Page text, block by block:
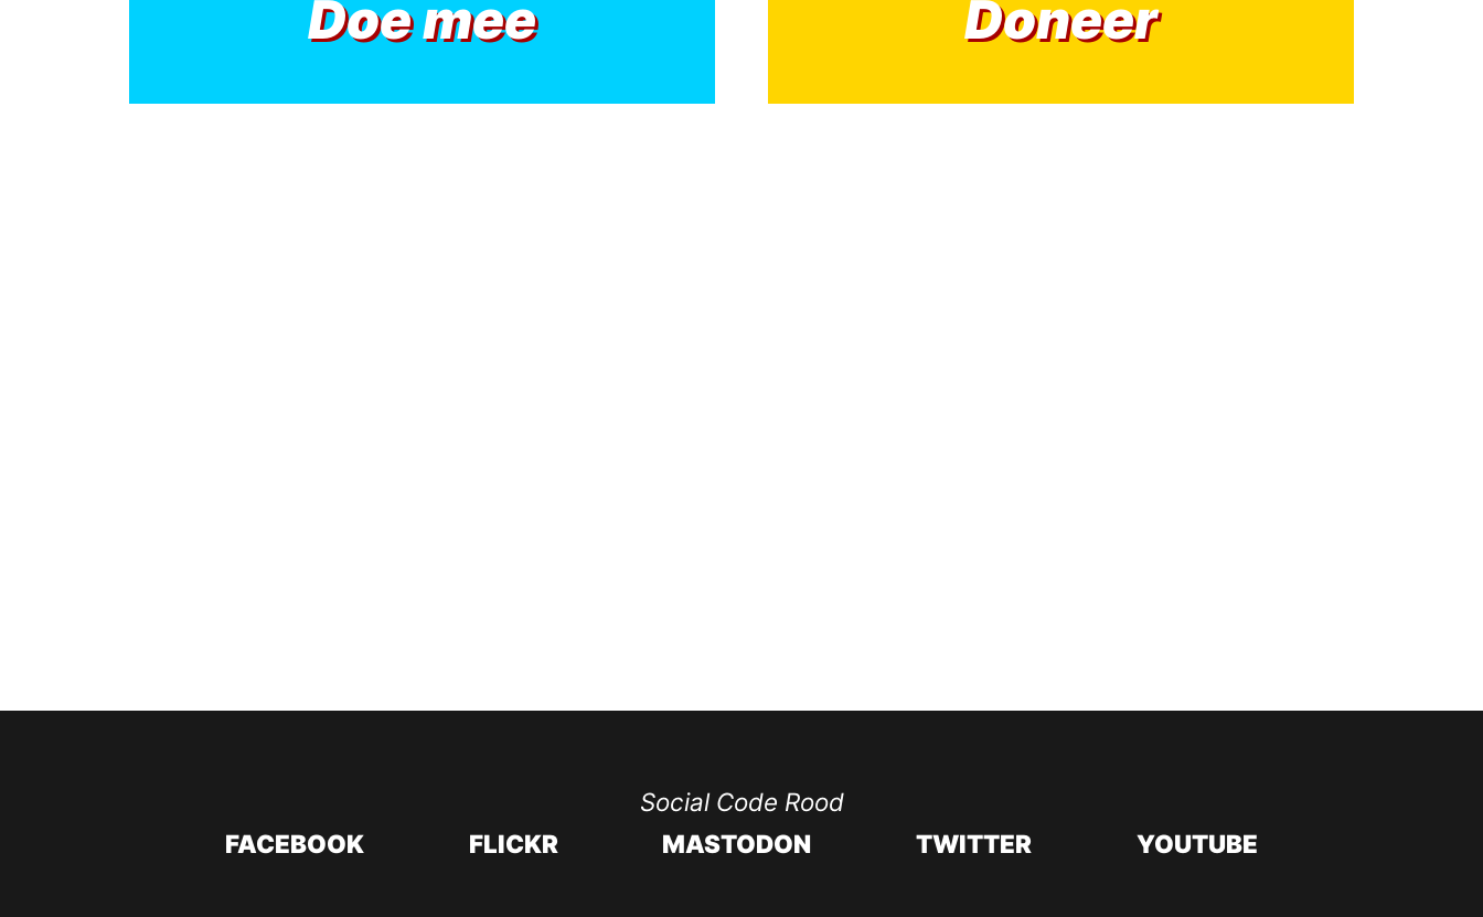
Doe mee Doneer
Social Code Rood
FACEBOOK
FLICKR MASTODON TWITTER YOUTUBE